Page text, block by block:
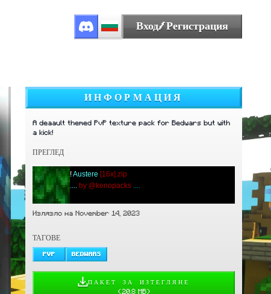
Вход/Регистрация
ИНФОРМАЦИЯ
A deaault themed PvP texture pack for Bedwars but with
a kick!
ПРЕГЛЕД
!Austere [16x].zip
.... by @kenopacks ....
Излязло на November 14, 2023
ТАГОВЕ
PVP BEDWARS
ПАКЕТ ЗА ИЗТЕГЛЯНЕ
(20.8 MB)